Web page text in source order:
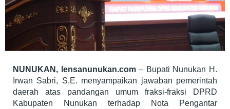
NUNUKAN, lensanunukan.com– Bupati Nunukan H.
Irwan Sabri, S.E. menyampaikan jawaban pemerintah
daerah atas pandangan umum fraksi-fraksi DPRD
Kabupaten Nunukan terhadap Nota Pengantar